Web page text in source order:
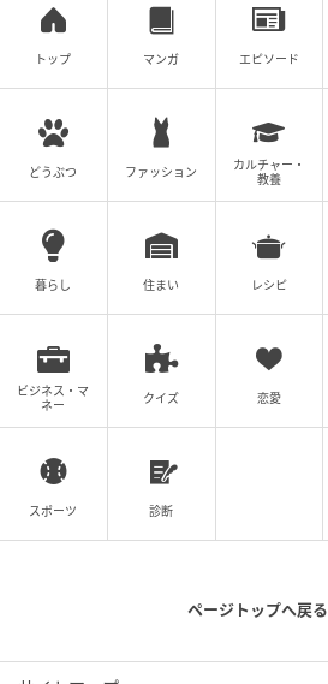
トップ マンガ エピソード
どうぶつ ファッション
カルチャー・
教養
暮らし 住まい レシピ
ビジネス・マ
ネー
クイズ 恋愛
スポーツ 診断
ページトップへ戻る